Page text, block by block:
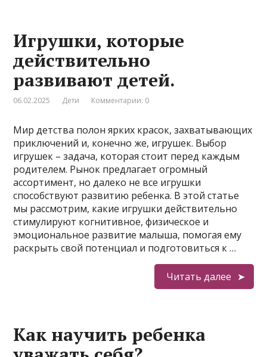
Игрушки, которые
действительно
развивают детей.
06.02.2025 Дети Комментарии: 0
Мир детства полон ярких красок, захватывающих
приключений и, конечно же, игрушек. Выбор
игрушек – задача, которая стоит перед каждым
родителем. Рынок предлагает огромный
ассортимент, но далеко не все игрушки
способствуют развитию ребенка. В этой статье
мы рассмотрим, какие игрушки действительно
стимулируют когнитивное, физическое и
эмоциональное развитие малыша, помогая ему
раскрыть свой потенциал и подготовиться к …
Читать далее
Как научить ребенка